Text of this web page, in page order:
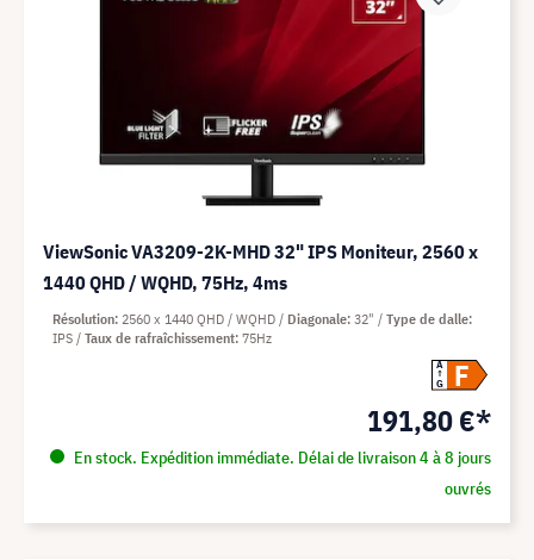
ViewSonic VA3209-2K-MHD 32" IPS Moniteur, 2560 x
1440 QHD / WQHD, 75Hz, 4ms
A
G
F
191,80 €*
En stock. Expédition immédiate. Délai de livraison 4 à 8 jours
ouvrés
Résolution 2560 x 1440 QHD / WQHD Diagonale 32"
Type de dalle
IPS
Taux de rafraîchissement 75Hz